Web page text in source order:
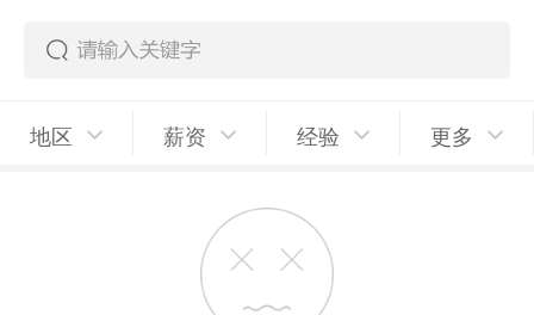
地区 薪资 经验 更多